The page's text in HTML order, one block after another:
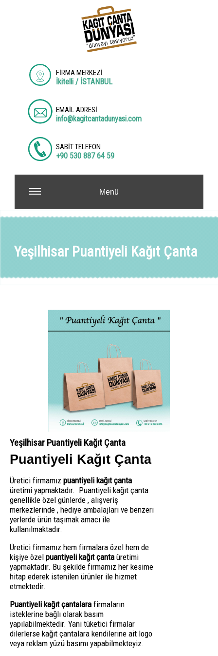
FİRMA MERKEZİ
İkitelli / İSTANBUL
EMAİL ADRESİ
info@kagitcantadunyasi.com
SABİT TELEFON
+90 530 887 64 59
Menü
Yeşilhisar Puantiyeli Kağıt Çanta
Yeşilhisar Puantiyeli Kağıt Çanta
Puantiyeli Kağıt Çanta
Üretici firmamız puantiyeli kağıt çanta
üretimi yapmaktadır. Puantiyeli kağıt çanta
genellikle özel günlerde , alışveriş
merkezlerinde , hediye ambalajları ve benzeri
yerlerde ürün taşımak amacı ile
kullanılmaktadır.
Üretici firmamız hem firmalara özel hem de
kişiye özel puantiyeli kağıt çanta üretimi
yapmaktadır. Bu şekilde firmamız her kesime
hitap ederek istenilen ürünler ile hizmet
etmektedir.
Puantiyeli kağıt çantalara firmaların
isteklerine bağlı olarak basım
yapılabilmektedir. Yani tüketici firmalar
dilerlerse kağıt çantalara kendilerine ait logo
veya reklam yüzü basımı yapabilmekteyiz.